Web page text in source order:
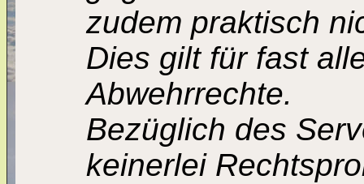
zudem praktisch
Dies gilt für fast
Abwehrrechte.
Bezüglich des
keinerlei